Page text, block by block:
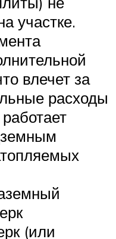
участке.
влечет за
расходы
(или